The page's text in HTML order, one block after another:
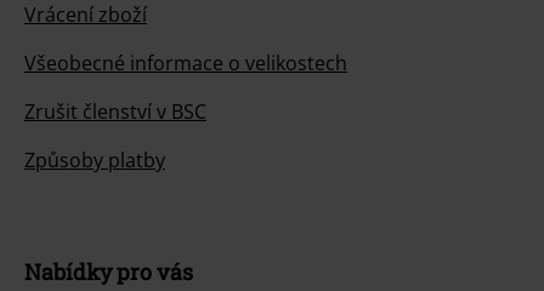
Vrácení zboží
Všeobecné informace o velikostech
Zrušit členství v BSC
Způsoby platby
Nabídky pro vás